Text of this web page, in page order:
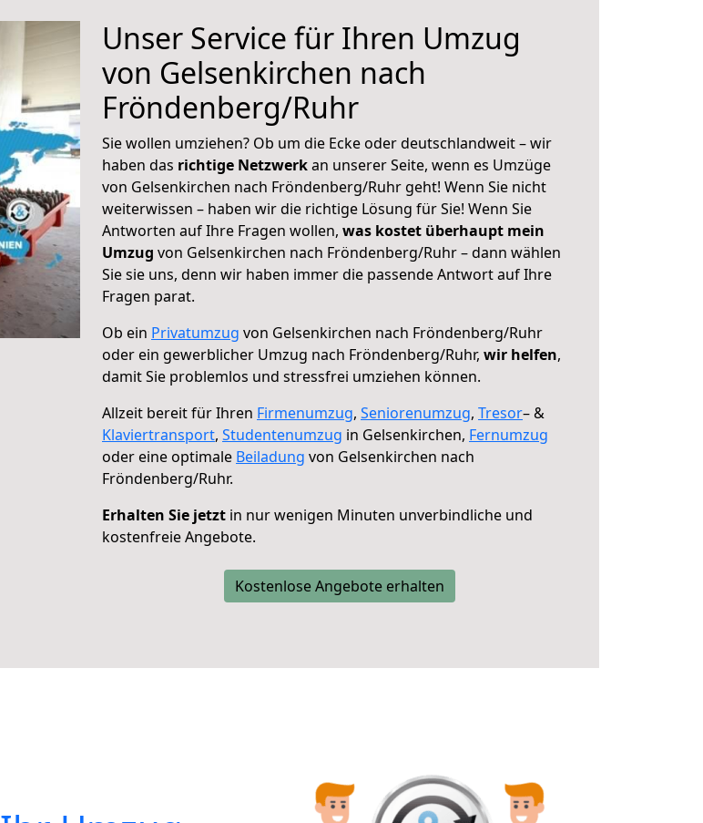
Unser Service für Ihren Umzug
von Gelsenkirchen nach
Fröndenberg/Ruhr
Sie wollen umziehen? Ob um die Ecke oder deutschlandweit – wir
haben das richtige Netzwerkan unserer Seite, wenn es Umzüge
von Gelsenkirchen nach Fröndenberg/Ruhr geht! Wenn Sie nicht
weiterwissen – haben wir die richtige Lösung für Sie! Wenn Sie
Antworten auf Ihre Fragen wollen, was kostet überhaupt mein
Umzug von Gelsenkirchen nach Fröndenberg/Ruhr – dann wählen
Sie sie uns, denn wir haben immer die passende Antwort auf Ihre
Fragen parat.
Ob ein Privatumzug von Gelsenkirchen nach Fröndenberg/Ruhr
oder ein gewerblicher Umzug nach Fröndenberg/Ruhr, wir helfen,
damit Sie problemlos und stressfrei umziehen können.
Allzeit bereit für Ihren Firmenumzug, Seniorenumzug, Tresor– &
Klaviertransport, Studentenumzug in Gelsenkirchen, Fernumzug
oder eine optimale Beiladung von Gelsenkirchen nach
Fröndenberg/Ruhr.
Erhalten Sie jetzt in nur wenigen Minuten unverbindliche und
kostenfreie Angebote.
Kostenlose Angebote erhalten